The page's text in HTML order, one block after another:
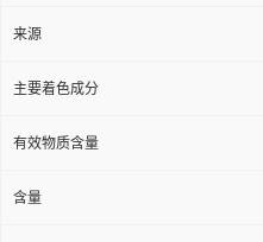
来源
主要着色成分
有效物质含量
含量